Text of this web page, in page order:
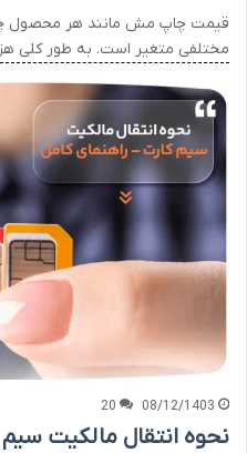
قیمت چاپ مش مانند هر محصول
مختلفی متغیر است. به طور کلی
08/12/1403
20
نحوه انتقال مالکیت